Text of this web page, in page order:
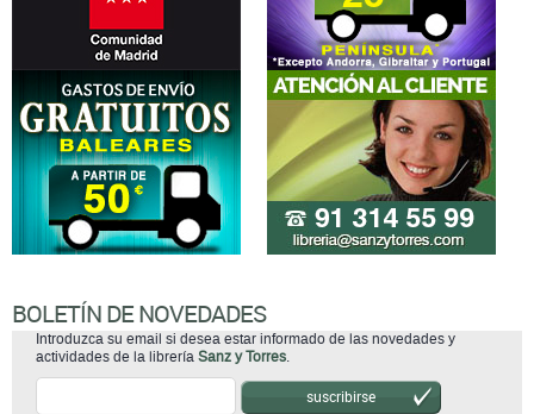
BOLETÍN DE NOVEDADES
Introduzca su email si desea estar informado de las novedades y
actividades de la librería Sanz y Torres.
suscribirse